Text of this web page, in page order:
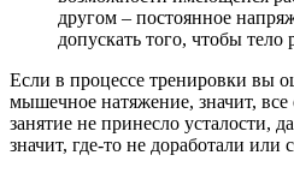
другом – постоянное
допускать того, чтобы тело
Если в процессе тренировки вы
мышечное натяжение, значит,
занятие не принесло усталости,
значит, где-то не доработали